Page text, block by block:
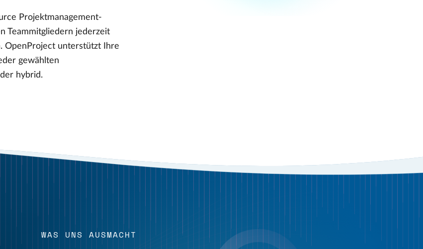
Projektmanagement-
Teammitgliedern jederzeit
OpenProject unterstützt Ihre
gewählten
hybrid.
WAS UNS AUSMACHT